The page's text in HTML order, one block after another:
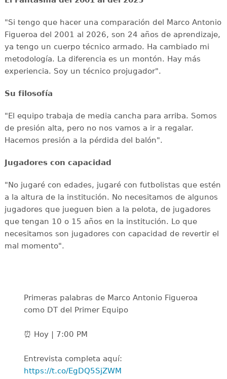
"Si tengo que hacer una comparación del Marco Antonio
Figueroa del 2001 al 2026, son 24 años de aprendizaje,
ya tengo un cuerpo técnico armado. Ha cambiado mi
metodología. La diferencia es un montón. Hay más
experiencia. Soy un técnico projugador".
Su filosofía
"El equipo trabaja de media cancha para arriba. Somos
de presión alta, pero no nos vamos a ir a regalar.
Hacemos presión a la pérdida del balón".
Jugadores con capacidad
"No jugaré con edades, jugaré con futbolistas que estén
a la altura de la institución. No necesitamos de algunos
jugadores que jueguen bien a la pelota, de jugadores
que tengan 10 o 15 años en la institución. Lo que
necesitamos son jugadores con capacidad de revertir el
mal momento".
Primeras palabras de Marco Antonio Figueroa
como DT del Primer Equipo
⏰ Hoy | 7:00 PM
Entrevista completa aquí:
https://t.co/EgDQ5SjZWM